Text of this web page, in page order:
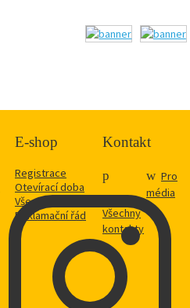
E-shop
Registrace
Otevírací doba
Vše o nákupu
Reklamační řád
Kontakt
Všechny
kontakty
Pro
média